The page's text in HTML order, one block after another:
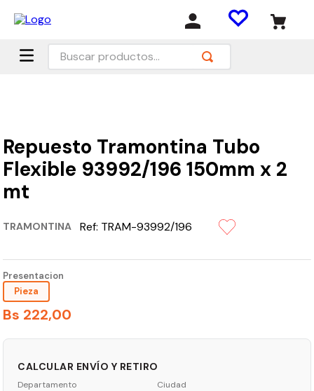
Buscar productos...
Repuesto Tramontina Tubo
Flexible 93992/196 150mm x 2
mt
TRAMONTINA Ref: TRAM-93992/196
Presentacion
Pieza
Bs 222,00
CALCULAR ENVÍO Y RETIRO
Departamento Ciudad